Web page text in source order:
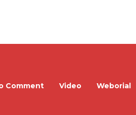
Comment Video Weborial